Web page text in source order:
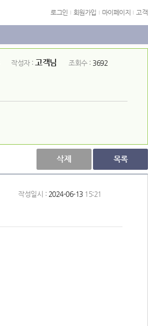
로그인 회원가입 마이페이지 고
작성자 : 고객님 조회수 : 3692
삭제 목록
작성일시 : 2024-06-1315:21